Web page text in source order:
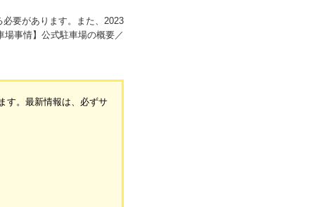
要があります。また、2023
事情】公式駐車場の概要／
す。最新情報は、必ずサ